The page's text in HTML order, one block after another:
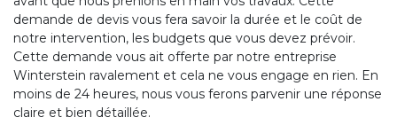
demande de devis vous fera savoir la durée et le coût de
notre intervention, les budgets que vous devez prévoir.
Cette demande vous ait offerte par notre entreprise
Winterstein ravalement et cela ne vous engage en rien. En
moins de 24 heures, nous vous ferons parvenir une réponse
claire et bien détaillée.